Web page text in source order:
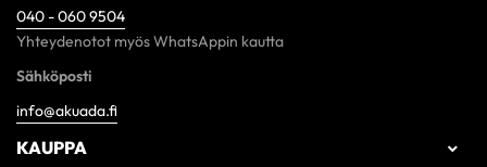
040 - 060 9504
Yhteydenotot myös WhatsAppin kautta
Sähköposti
info@akuada.fi
KAUPPA 